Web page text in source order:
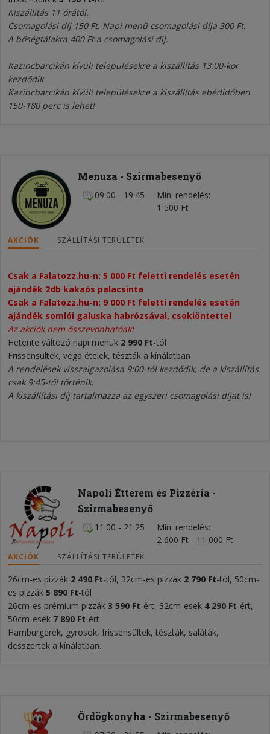
Kiszállítás 11 órától.
Csomagolási díj 150 Ft. Napi menü csomagolási díja 300 Ft.
A bőségtálakra 400 Ft a csomagolási díj.
Kazincbarcikán kívüli településekre a kiszállítás 13:00-kor
kezdődik
Kazincbarcikán kívüli településekre a kiszállítás ebédidőben
150-180 perc is lehet!
Menuza - Szirmabesenyő
09:00 - 19:45
Min. rendelés
1 500 Ft
AKCIÓK SZÁLLÍTÁSI TERÜLETEK
Csak a Falatozz.hu-n: 5 000 Ft feletti rendelés esetén
ajándék 2db kakaós palacsinta
Csak a Falatozz.hu-n: 9 000 Ft feletti rendelés esetén
ajándék somlói galuska habrózsával, csokiöntettel
Az akciók nem összevonhatóak!
Hetente változó napi menük 2 990 Ft-tól
Frissensültek, vega ételek, tészták a kínálatban
A rendelések visszaigazolása 9:00-tól kezdődik, de a kiszállítás
csak 9:45-től történik.
A kiszállítási díj tartalmazza az egyszeri csomagolási díjat is!
Napoli Étterem és Pizzéria -
Szirmabesenyő
11:00 - 21:25
Min. rendelés
2 600 Ft - 11 000 Ft
AKCIÓK SZÁLLÍTÁSI TERÜLETEK
26cm-es pizzák 2 490 Ft-tól, 32cm-es pizzák 2 790 Ft-tól, 50cm-
es pizzák 5 890 Ft-tól
26cm-es prémium pizzák 3 590 Ft-ért, 32cm-esek 4 290 Ft-ért,
50cm-esek 7 890 Ft-ért
Hamburgerek, gyrosok, frissensültek, tészták, saláták,
desszertek a kínálatban.
Ördögkonyha - Szirmabesenyő